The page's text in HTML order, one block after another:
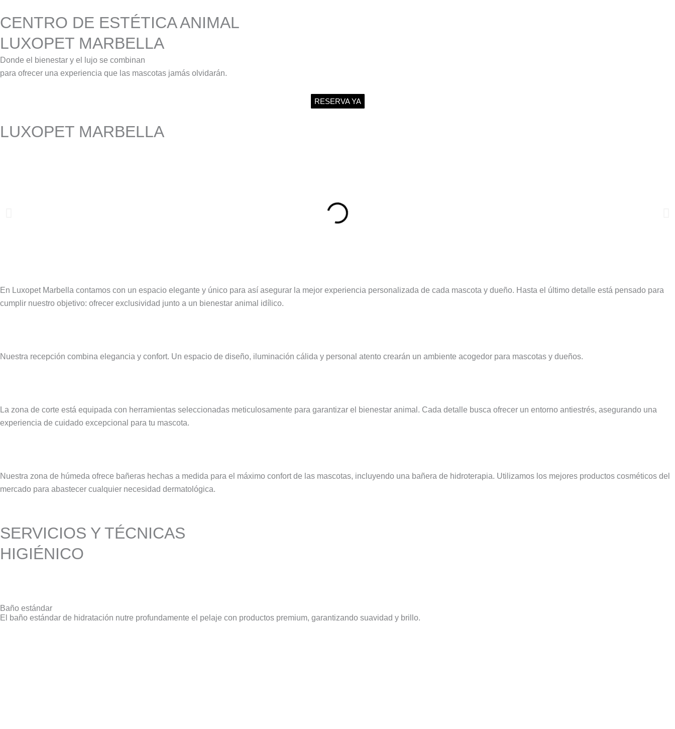
CENTRO DE ESTÉTICA ANIMAL
LUXOPET MARBELLA
Donde el bienestar y el lujo se combinan
para ofrecer una experiencia que las mascotas jamás olvidarán.
RESERVA YA
LUXOPET MARBELLA
En Luxopet Marbella contamos con un espacio elegante y único para así asegurar la mejor experiencia personalizada de cada mascota y dueño. Hasta el último detalle está pensado para
cumplir nuestro objetivo: ofrecer exclusividad junto a un bienestar animal idílico.
Nuestra recepción combina elegancia y confort. Un espacio de diseño, iluminación cálida y personal atento crearán un ambiente acogedor para mascotas y dueños.
La zona de corte está equipada con herramientas seleccionadas meticulosamente para garantizar el bienestar animal. Cada detalle busca ofrecer un entorno antiestrés, asegurando una
experiencia de cuidado excepcional para tu mascota.
Nuestra zona de húmeda ofrece bañeras hechas a medida para el máximo confort de las mascotas, incluyendo una bañera de hidroterapia. Utilizamos los mejores productos cosméticos del
mercado para abastecer cualquier necesidad dermatológica.
SERVICIOS Y TÉCNICAS
HIGIÉNICO
Baño estándar
El baño estándar de hidratación nutre profundamente el pelaje con productos premium, garantizando suavidad y brillo.